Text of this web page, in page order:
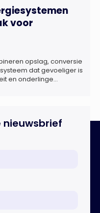
voor
opslag, conversie
dat gevoeliger is
en onderlinge
waarbij elektriciteit
nieuwsbrief